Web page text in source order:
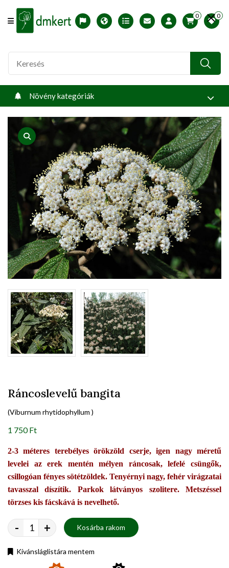
Offcanvas Menu Open
English version
Télállósági zónák
Nyomtatható ABC árjegyzék
Profilom
0 0
Növény kategóriák
product view
Ráncoslevelű bangita
(Viburnum rhytidophyllum )
1 750 Ft
2-3 méteres terebélyes örökzöld cserje, igen nagy méretű
levelei az erek mentén mélyen ráncosak, lefelé csüngők,
csillogóan fényes sötétzöldek. Tenyérnyi nagy, fehér virágzatai
tavasszal díszítik. Parkok látványos szolitere. Metszéssel
törzses kis fácskává is nevelhető.
- + Kosárba rakom
Kívánsláglistára mentem